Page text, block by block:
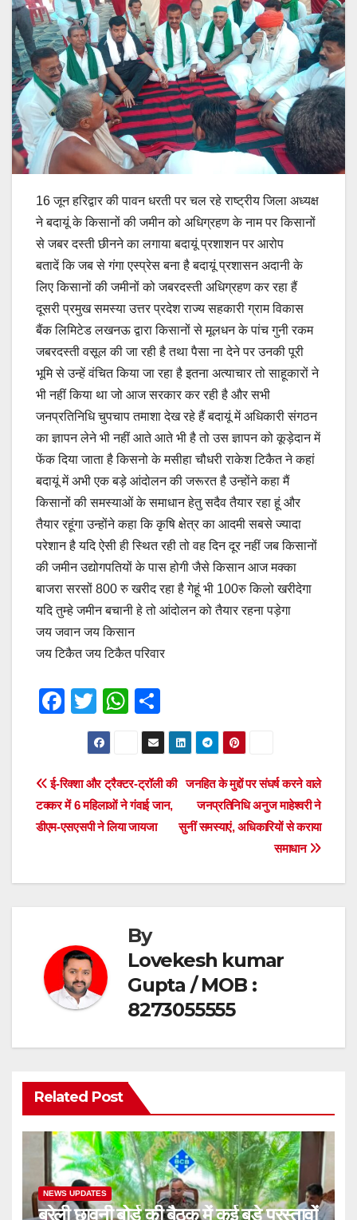
16 जून हरिद्वार की पावन धरती पर चल रहे राष्ट्रीय जिला अध्यक्ष
ने बदायूं के किसानों की जमीन को अधिग्रहण के नाम पर किसानों
से जबर दस्ती छीनने का लगाया बदायूं प्रशाशन पर आरोप
बतादें कि जब से गंगा एस्प्रेस बना है बदायूं प्रशासन अदानी के
लिए किसानों की जमीनों को जबरदस्ती अधिग्रहण कर रहा हैं
दूसरी प्रमुख समस्या उत्तर प्रदेश राज्य सहकारी ग्राम विकास
बैंक लिमिटेड लखनऊ द्वारा किसानों से मूलधन के पांच गुनी रकम
जबरदस्ती वसूल की जा रही है तथा पैसा ना देने पर उनकी पूरी
भूमि से उन्हें वंचित किया जा रहा है इतना अत्याचार तो साहूकारों ने
भी नहीं किया था जो आज सरकार कर रही है और सभी
जनप्रतिनिधि चुपचाप तमाशा देख रहे हैं बदायूं में अधिकारी संगठन
का ज्ञापन लेने भी नहीं आते आते भी है तो उस ज्ञापन को कूड़ेदान में
फेंक दिया जाता है किसनो के मसीहा चौधरी राकेश टिकैत ने कहां
बदायूं में अभी एक बड़े आंदोलन की जरूरत है उन्होंने कहा मैं
किसानों की समस्याओं के समाधान हेतु सदैव तैयार रहा हूं और
तैयार रहूंगा उन्होंने कहा कि कृषि क्षेत्र का आदमी सबसे ज्यादा
परेशान है यदि ऐसी ही स्थित रही तो वह दिन दूर नहीं जब किसानों
की जमीन उद्योगपतियों के पास होगी जैसे किसान आज मक्का
बाजरा सरसों 800 रु खरीद रहा है गेहूं भी 100रु किलो खरीदेगा
यदि तुम्हे जमीन बचानी हे तो आंदोलन को तैयार रहना पड़ेगा
जय जवान जय किसान
जय टिकैत जय टिकैत परिवार
F
e
b
o
k
T
wi
tt
er
W
h
at
s
A
p
h
ar
e
Post
navigation
जनहित के मुद्दों पर संघर्ष करने वाले
जनप्रतिनिधि अनुज माहेश्वरी ने
सुनीं समस्याएं, अधिकारियों से कराया
समाधान
ई-रिक्शा और ट्रैक्टर-ट्रॉली की
टक्कर में 6 महिलाओं ने गंवाई जान,
डीएम-एसएसपी ने लिया जायजा
By
Lovekesh kumar
Gupta / MOB :
8273055555
Related Post
NEWS UPDATES
बरेली छावनी बोर्ड की बैठक में कई बड़े प्रस्तावों